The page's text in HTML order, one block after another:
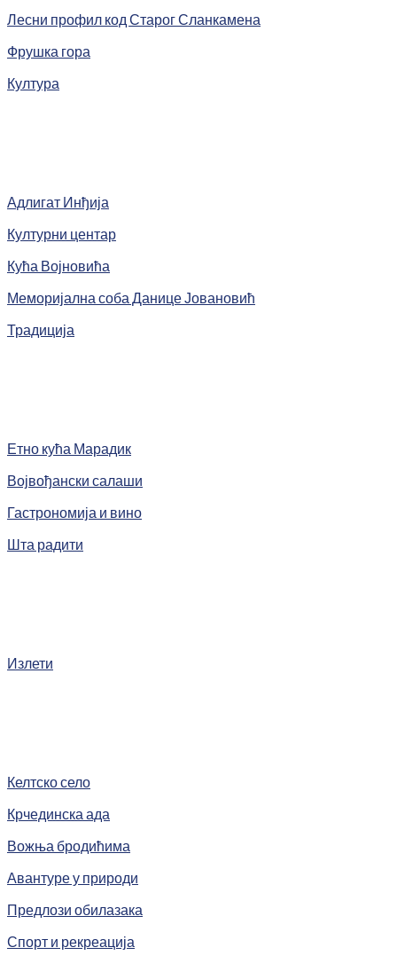
Лесни профил код Старог Сланкамена
Фрушка гора
Култура
Адлигат Инђија
Културни центар
Кућа Војновића
Меморијална соба Данице Јовановић
Традиција
Етно кућа Марадик
Војвођански салаши
Гастрономија и вино
Шта радити
Излети
Келтско село
Крчединска ада
Вожња бродићима
Авантуре у природи
Предлози обилазака
Спорт и рекреација